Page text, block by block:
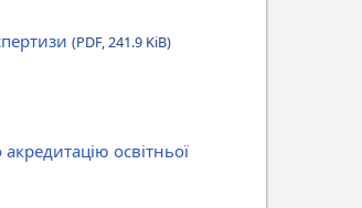
(PDF, 241.9 KiB)
освітньої